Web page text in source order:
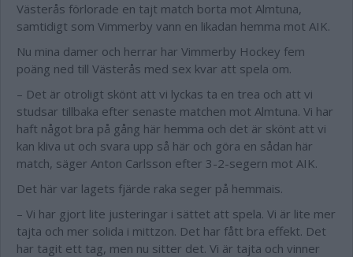
Västerås förlorade en tajt match borta mot Almtuna,
samtidigt som Vimmerby vann en likadan hemma mot AIK.
Nu mina damer och herrar har Vimmerby Hockey fem
poäng ned till Västerås med sex kvar att spela om.
– Det är otroligt skönt att vi lyckas ta en trea och att vi
studsar tillbaka efter senaste matchen mot Almtuna. Vi har
haft något bra på gång här hemma och det är skönt att vi
kan kliva ut och svara upp så här och göra en sådan här
match, säger Anton Carlsson efter 3-2-segern mot AIK.
Det här var lagets fjärde raka seger på hemmais.
– Vi har gjort lite justeringar i sättet att spela. Vi är lite mer
tajta och mer solida i mittzon. Det har fått bra effekt. Det
har tagit ett tag, men nu sitter det. Vi är tajta och vinner